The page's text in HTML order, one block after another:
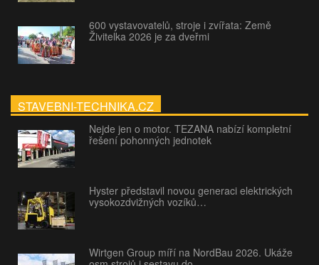
600 vystavovatelů, stroje i zvířata: Země
Živitelka 2026 je za dveřmi
STAVEBNI-TECHNIKA.CZ
Nejde jen o motor. TEZANA nabízí kompletní
řešení pohonných jednotek
Hyster představil novou generaci elektrických
vysokozdvižných vozíků…
Wirtgen Group míří na NordBau 2026. Ukáže